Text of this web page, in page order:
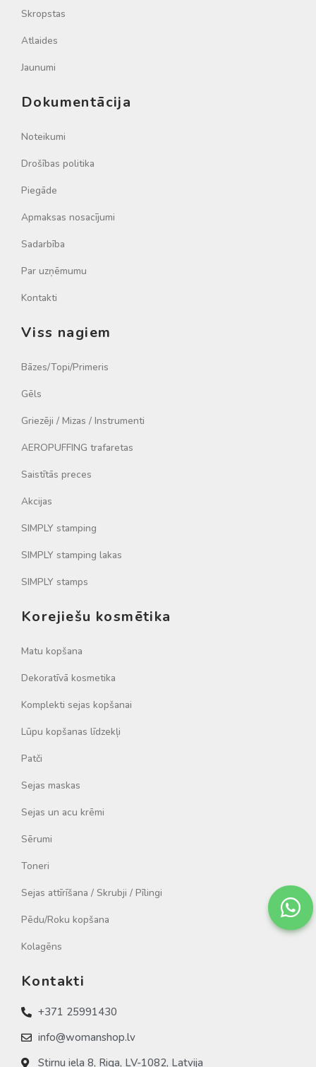
Skropstas
Atlaides
Jaunumi
Dokumentācija
Noteikumi
Drošības politika
Piegāde
Apmaksas nosacījumi
Sadarbība
Par uzņēmumu
Kontakti
Viss nagiem
Bāzes/Topi/Primeris
Gēls
Griezēji / Mizas / Instrumenti
AEROPUFFING trafaretas
Saistītās preces
Akcijas
SIMPLY stamping
SIMPLY stamping lakas
SIMPLY stamps
Korejiešu kosmētika
Matu kopšana
Dekoratīvā kosmetika
Komplekti sejas kopšanai
Lūpu kopšanas līdzekļi
Patči
Sejas maskas
Sejas un acu krēmi
Sērumi
Toneri
Sejas attīrīšana / Skrubji / Pīlingi
Pēdu/Roku kopšana
Kolagēns
Kontakti
+371 25991430
info@womanshop.lv
Stirnu iela 8, Riga, LV-1082, Latvija